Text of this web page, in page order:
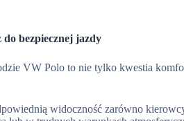
do bezpiecznej jazdy
VW Polo to nie tylko kwestia
widoczność zarówno